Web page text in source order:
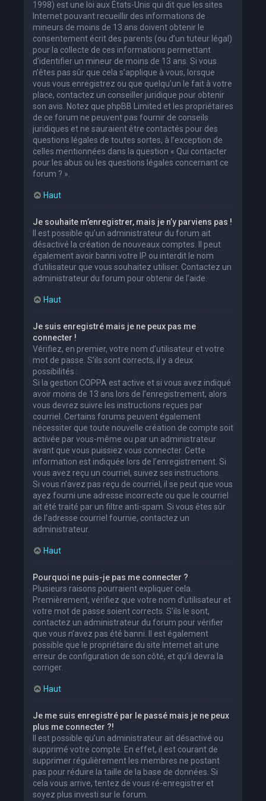
1998) est une loi aux États-Unis qui dit que les sites
Internet pouvant recueillir des informations de
mineurs de moins de 13 ans doivent obtenir le
consentement écrit des parents (ou d’un tuteur légal)
pour la collecte de ces informations permettant
d’identifier un mineur de moins de 13 ans. Si vous
n’êtes pas sûr que cela s’applique à vous, lorsque
vous vous enregistrez ou que quelqu’un le fait à votre
place, contactez un conseiller juridique pour obtenir
son avis. Notez que phpBB Limited et les propriétaires
de ce forum ne peuvent pas fournir de conseils
juridiques et ne sauraient être contactés pour des
questions légales de toutes sortes, à l’exception de
celles mentionnées dans la question « Qui contacter
pour les abus ou les questions légales concernant ce
forum ? ».
Haut
Je souhaite m’enregistrer, mais je n’y parviens pas !
Il est possible qu’un administrateur du forum ait
désactivé la création de nouveaux comptes. Il peut
également avoir banni votre IP ou interdit le nom
d’utilisateur que vous souhaitez utiliser. Contactez un
administrateur du forum pour obtenir de l’aide.
Haut
Je suis enregistré mais je ne peux pas me
connecter !
Vérifiez, en premier, votre nom d’utilisateur et votre
mot de passe. S’ils sont corrects, il y a deux
possibilités :
Si la gestion COPPA est active et si vous avez indiqué
avoir moins de 13 ans lors de l’enregistrement, alors
vous devrez suivre les instructions reçues par
courriel. Certains forums peuvent également
nécessiter que toute nouvelle création de compte soit
activée par vous-même ou par un administrateur
avant que vous puissiez vous connecter. Cette
information est indiquée lors de l’enregistrement. Si
vous avez reçu un courriel, suivez ses instructions.
Si vous n’avez pas reçu de courriel, il se peut que vous
ayez fourni une adresse incorrecte ou que le courriel
ait été traité par un filtre anti-spam. Si vous êtes sûr
de l’adresse courriel fournie, contactez un
administrateur.
Haut
Pourquoi ne puis-je pas me connecter ?
Plusieurs raisons pourraient expliquer cela.
Premièrement, vérifiez que votre nom d’utilisateur et
votre mot de passe soient corrects. S’ils le sont,
contactez un administrateur du forum pour vérifier
que vous n’avez pas été banni. Il est également
possible que le propriétaire du site Internet ait une
erreur de configuration de son côté, et qu’il devra la
corriger.
Haut
Je me suis enregistré par le passé mais je ne peux
plus me connecter ?!
Il est possible qu’un administrateur ait désactivé ou
supprimé votre compte. En effet, il est courant de
supprimer régulièrement les membres ne postant
pas pour réduire la taille de la base de données. Si
cela vous arrive, tentez de vous ré-enregistrer et
soyez plus investi sur le forum.